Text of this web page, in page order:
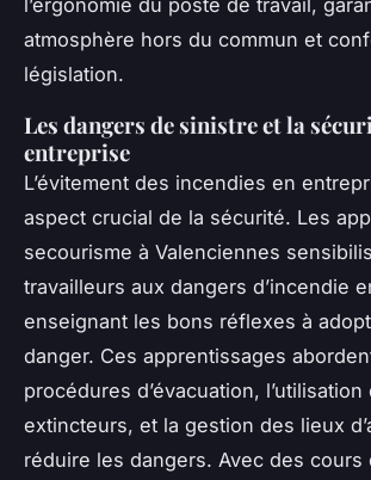
atmosphère hors du commun et
législation.
Les dangers de sinistre et la
entreprise
L’évitement des incendies en
aspect crucial de la sécurité. Les
secourisme à Valenciennes
travailleurs aux dangers d’incendie
enseignant les bons réflexes à
danger. Ces apprentissages
procédures d’évacuation, l’utilisation
extincteurs, et la gestion des lieux
réduire les dangers. Avec des cours